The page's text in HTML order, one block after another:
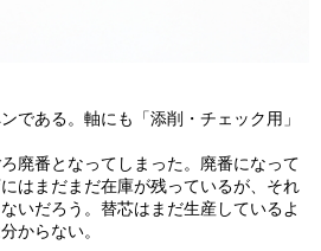
である。軸にも「添削・チェック用」
廃番となってしまった。廃番になって
はまだまだ在庫が残っているが、それ
いだろう。替芯はまだ生産しているよ
からない。